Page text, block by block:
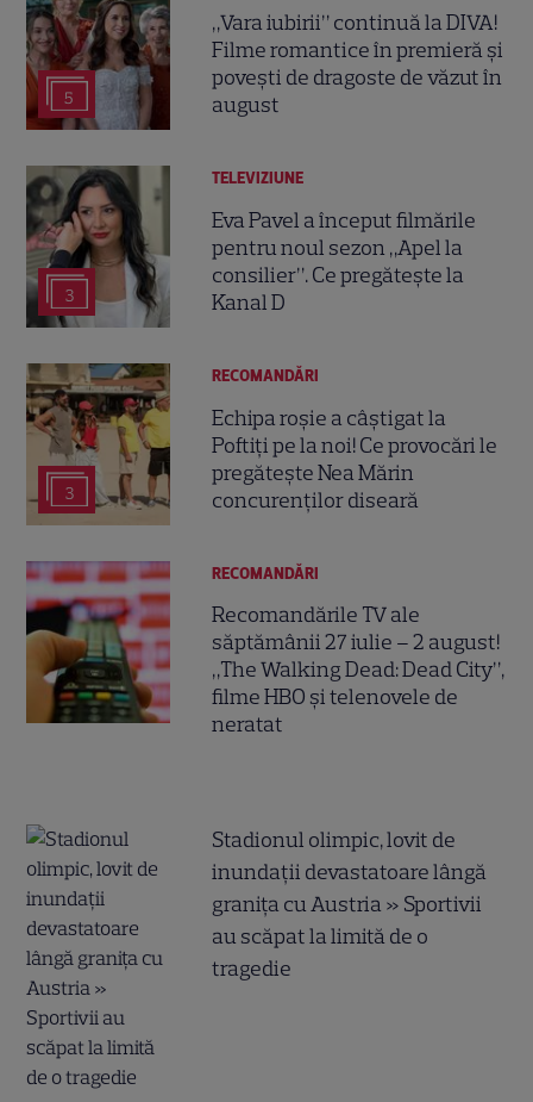
5
„Vara iubirii” continuă la DIVA!
Filme romantice în premieră și
povești de dragoste de văzut în
august
3
TELEVIZIUNE
Eva Pavel a început filmările
pentru noul sezon „Apel la
consilier”. Ce pregătește la
Kanal D
3
RECOMANDĂRI
Echipa roșie a câștigat la
Poftiți pe la noi! Ce provocări le
pregătește Nea Mărin
concurenților diseară
RECOMANDĂRI
Recomandările TV ale
săptămânii 27 iulie – 2 august!
„The Walking Dead: Dead City”,
filme HBO și telenovele de
neratat
Stadionul olimpic, lovit de
inundații devastatoare lângă
granița cu Austria » Sportivii
au scăpat la limită de o
tragedie